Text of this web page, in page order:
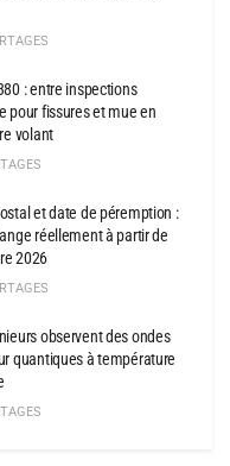
: entre inspections
pour fissures et mue en
volant
et date de péremption :
réellement à partir de
2026
observent des ondes
quantiques à température